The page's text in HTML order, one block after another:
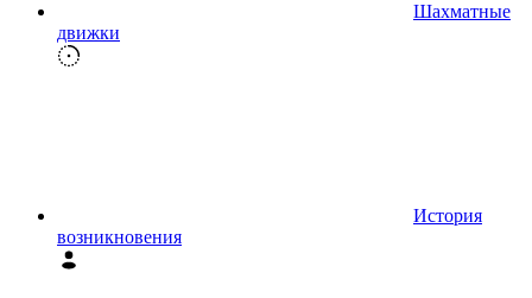
Шахматные
движки
История
возникновения